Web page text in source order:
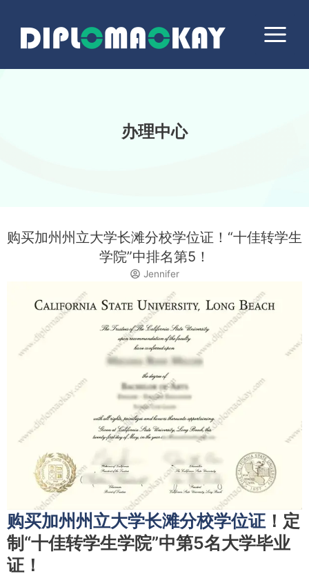
Menu
办理中心
购买加州州立大学长滩分校学位证！“十佳转学生
学院”中排名第5！
Jennifer
购买加州州立大学长滩分校学位证 ！定
制“十佳转学生学院”中第5名大学毕业
证！